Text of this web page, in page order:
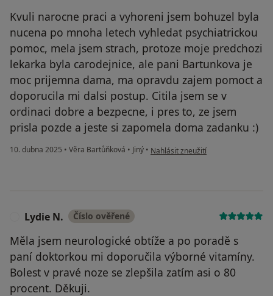
Kvuli narocne praci a vyhoreni jsem bohuzel byla
nucena po mnoha letech vyhledat psychiatrickou
pomoc, mela jsem strach, protoze moje predchozi
lekarka byla carodejnice, ale pani Bartunkova je
moc prijemna dama, ma opravdu zajem pomoct a
doporucila mi dalsi postup. Citila jsem se v
ordinaci dobre a bezpecne, i pres to, ze jsem
prisla pozde a jeste si zapomela doma zadanku :)
10. dubna 2025 • Věra Bartůňková • Jiný • podle názoru uživatele Eva K
Nahlásit zneužití
Lydie N. Číslo ověřené
Měla jsem neurologické obtíže a po poradě s
paní doktorkou mi doporučila výborné vitamíny.
Bolest v pravé noze se zlepšila zatím asi o 80
procent. Děkuji.